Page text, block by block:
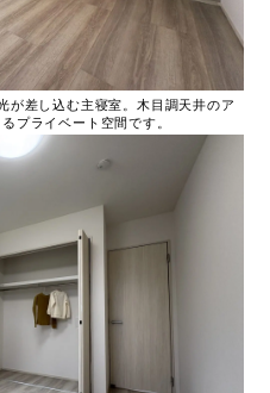
が差し込む主寝室。木目調天井のア
プライベート空間です。